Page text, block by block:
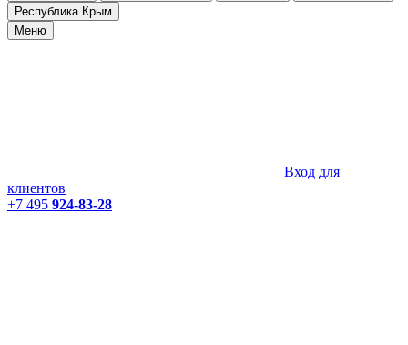
Республика Крым
Меню
Вход для
клиентов
+7 495 924-83-28